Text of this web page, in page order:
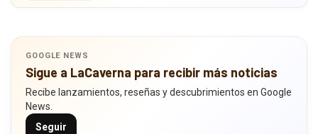
GOOGLE NEWS
Sigue a LaCaverna para recibir más noticias
Recibe lanzamientos, reseñas y descubrimientos en Google
News.
Seguir